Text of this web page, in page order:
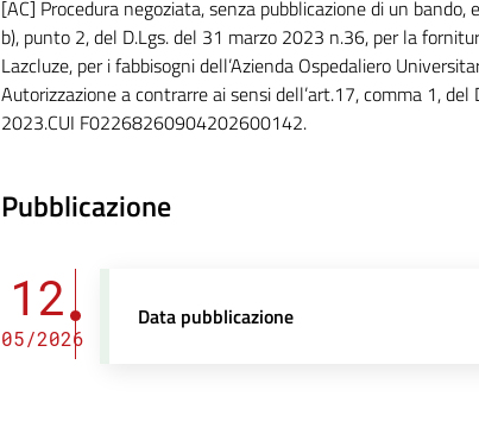
[AC] Procedura negoziata, senza pubblicazione di un
b), punto 2, del D.Lgs. del 31 marzo 2023 n.36, per la
Lazcluze, per i fabbisogni dell’Azienda Ospedaliero
Autorizzazione a contrarre ai sensi dell’art.17, comma 1, del
2023.CUI F02268260904202600142.
Pubblicazione
12
05/2026
Data pubblicazione